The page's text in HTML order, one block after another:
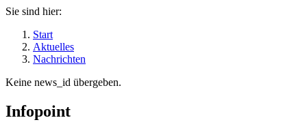
Sie sind hier:
Start
Aktuelles
Nachrichten
Keine news_id übergeben.
Infopoint